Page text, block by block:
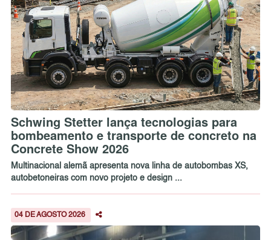
Schwing Stetter lança tecnologias para
bombeamento e transporte de concreto na
Concrete Show 2026
Multinacional alemã apresenta nova linha de autobombas XS,
autobetoneiras com novo projeto e design ...
04 DE AGOSTO 2026